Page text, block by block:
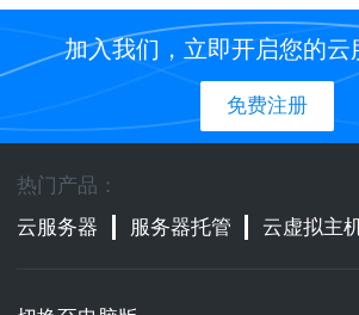
加入我们，立即开启您的云
免费注册
热门产品：
云服务器
服务器托管 云虚拟主